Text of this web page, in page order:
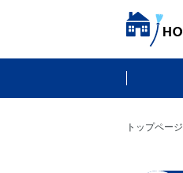
トップページ